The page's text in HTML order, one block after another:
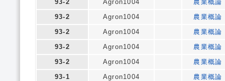
93-2 Agron1004
農業概論
93-2
Agron1004
農業概論
93-2
Agron1004
農業概論
93-2
Agron1004
農業概論
93-2
Agron1004
農業概論
93-1
Agron1004
農業概論